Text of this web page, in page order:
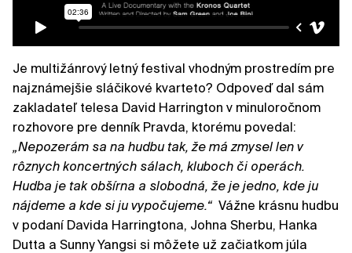
Je multižánrový letný festival vhodným prostredím pre
najznámejšie sláčikové kvarteto? Odpoveď dal sám
zakladateľ telesa David Harrington v minuloročnom
rozhovore pre denník Pravda, ktorému povedal:
„Nepozerám sa na hudbu tak, že má zmysel len v
rôznych koncertných sálach, kluboch či operách.
Hudba je tak obšírna a slobodná, že je jedno, kde ju
nájdeme a kde si ju vypočujeme.“ Vážne krásnu hudbu
v podaní Davida Harringtona, Johna Sherbu, Hanka
Dutta a Sunny Yangsi si môžete už začiatkom júla